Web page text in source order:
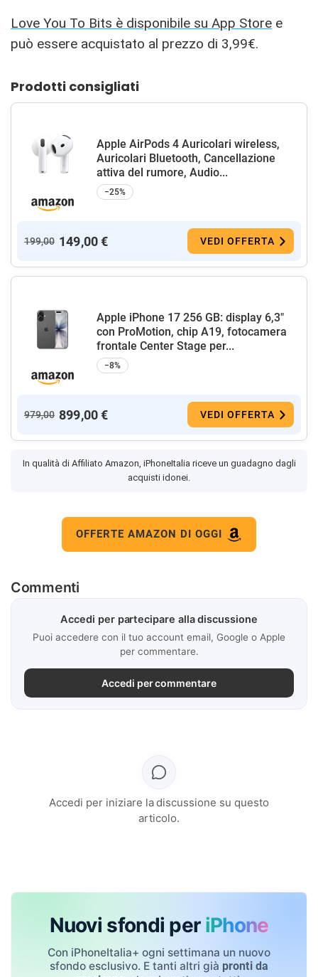
Love You To Bits è disponibile su App Store e
può essere acquistato al prezzo di 3,99€.
Prodotti consigliati
Apple AirPods 4 Auricolari wireless,
Auricolari Bluetooth, Cancellazione
attiva del rumore, Audio...
−25%
199,00 149,00 € VEDI OFFERTA
Apple iPhone 17 256 GB: display 6,3"
con ProMotion, chip A19, fotocamera
frontale Center Stage per...
−8%
979,00 899,00 € VEDI OFFERTA
In qualità di Affiliato Amazon, iPhoneItalia riceve un guadagno dagli
acquisti idonei.
OFFERTE AMAZON DI OGGI
Commenti
Accedi per partecipare alla discussione
Puoi accedere con il tuo account email, Google o Apple
per commentare.
Accedi per commentare
Accedi per iniziare la discussione su questo
articolo.
Nuovi sfondi per iPhone
Con iPhoneItalia+ ogni settimana un nuovo
sfondo esclusivo. E tanti altri già pronti da